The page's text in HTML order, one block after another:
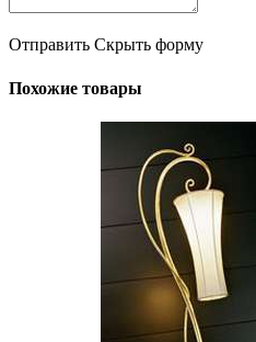
Отправить Скрыть форму
Похожие товары